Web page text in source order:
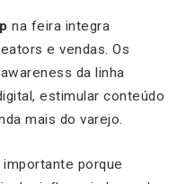
na feira integra
e vendas. Os
da linha
estimular conteúdo
mais do varejo.
importante porque